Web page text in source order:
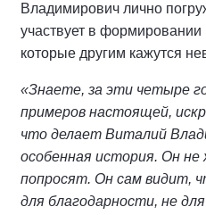
Владимирович лично
участвует в формировании
которые другим кажутся
«Знаете, за эти четыре
примеров настоящей,
что делает Виталий
особенная история. Он не
попросят. Он сам видит,
для благодарности, не